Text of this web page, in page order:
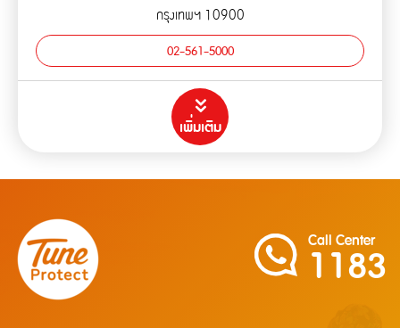
กรุงเทพฯ 10900
02-561-5000
เพิ่มเติม
Call Center
1183